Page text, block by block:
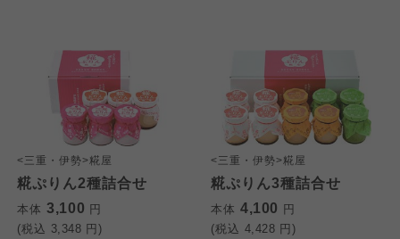
<三重・伊勢>糀屋
糀ぷりん2種詰合せ
本体 3,100 円
(税込 3,348 円)
<三重・伊勢>糀屋
糀ぷりん3種詰合せ
本体 4,100 円
(税込 4,428 円)